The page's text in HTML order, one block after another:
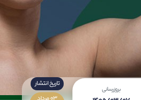
بروزرسانی
تاریخ انتشار